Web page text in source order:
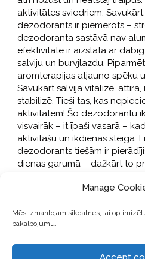
Manage
Mēs izmantojam sīkdatnes, lai
pakalpojumu.
aktivitātes sviedriem.
dezodorants ir piemērots –
dezodoranta sastāvā nav
efektivitāte ir aizstāta ar
salviju un burvjlazdu.
aromterapijas atjauno spēku
Savukārt salvija vitalizē, attīra,
stabilizē. Tieši tas, kas
aktivitātēm! Šo dezodorantu
visvairāk – it īpaši vasarā –
aktivitāšu un ikdienas steiga.
dezodorants tiešām ir
dienas garumā – dažkārt to